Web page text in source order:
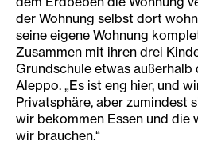
der Wohnung selbst dort
seine eigene Wohnung
Zusammen mit ihren drei
Grundschule etwas außerhalb
Aleppo. „Es ist eng hier, und
Privatsphäre, aber zumindest
wir bekommen Essen und die
wir brauchen.“